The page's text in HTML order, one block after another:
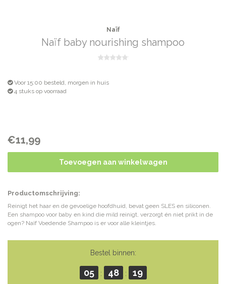
Naïf
Naïf baby nourishing shampoo
Voor 15:00 besteld, morgen in huis
4 stuks op voorraad
€11,99
Toevoegen aan winkelwagen
Productomschrijving:
Reinigt het haar en de gevoelige hoofdhuid, bevat geen SLES en siliconen.
Een shampoo voor baby en kind die mild reinigt, verzorgt én niet prikt in de
ogen? Naïf Voedende Shampoo is er voor alle kleintjes.
Bestel binnen:
05 : 48 : 19